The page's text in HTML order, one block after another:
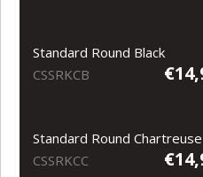
Standard Round Black
CSSRKCB
Standard Round Chartreuse
CSSRKCC